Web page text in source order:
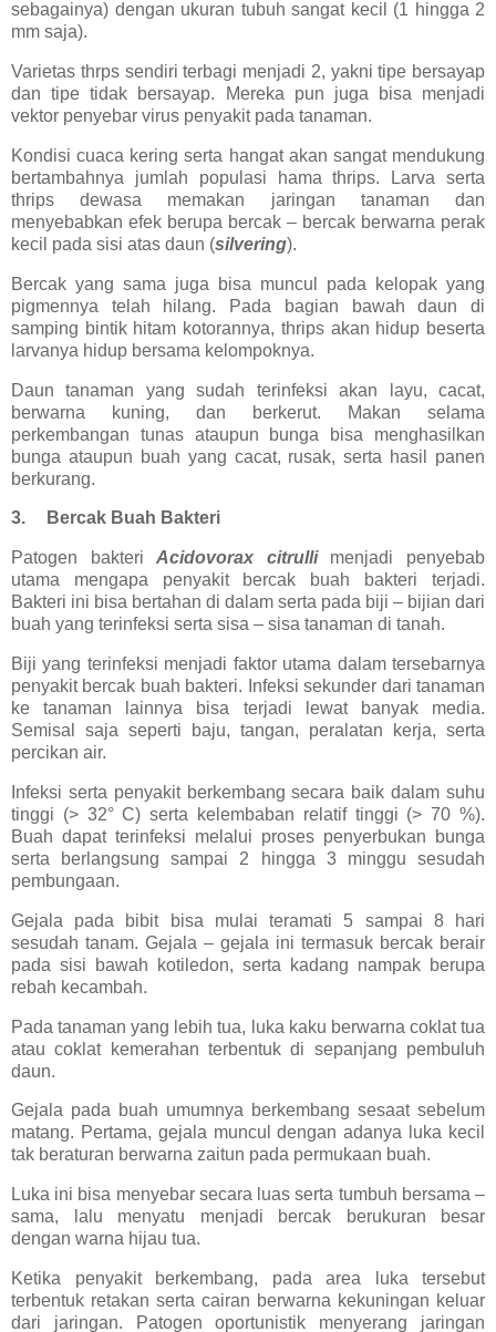
sebagainya) dengan ukuran tubuh sangat kecil (1 hingga 2
mm saja).
Varietas thrps sendiri terbagi menjadi 2, yakni tipe bersayap
dan tipe tidak bersayap. Mereka pun juga bisa menjadi
vektor penyebar virus penyakit pada tanaman.
Kondisi cuaca kering serta hangat akan sangat mendukung
bertambahnya jumlah populasi hama thrips. Larva serta
thrips dewasa memakan jaringan tanaman dan
menyebabkan efek berupa bercak – bercak berwarna perak
kecil pada sisi atas daun (silvering).
Bercak yang sama juga bisa muncul pada kelopak yang
pigmennya telah hilang. Pada bagian bawah daun di
samping bintik hitam kotorannya, thrips akan hidup beserta
larvanya hidup bersama kelompoknya.
Daun tanaman yang sudah terinfeksi akan layu, cacat,
berwarna kuning, dan berkerut. Makan selama
perkembangan tunas ataupun bunga bisa menghasilkan
bunga ataupun buah yang cacat, rusak, serta hasil panen
berkurang.
3. Bercak Buah Bakteri
Patogen bakteriAcidovorax citrullimenjadi penyebab
utama mengapa penyakit bercak buah bakteri terjadi.
Bakteri ini bisa bertahan di dalam serta pada biji – bijian dari
buah yang terinfeksi serta sisa – sisa tanaman di tanah.
Biji yang terinfeksi menjadi faktor utama dalam tersebarnya
penyakit bercak buah bakteri. Infeksi sekunder dari tanaman
ke tanaman lainnya bisa terjadi lewat banyak media.
Semisal saja seperti baju, tangan, peralatan kerja, serta
percikan air.
Infeksi serta penyakit berkembang secara baik dalam suhu
tinggi (> 32° C) serta kelembaban relatif tinggi (> 70 %).
Buah dapat terinfeksi melalui proses penyerbukan bunga
serta berlangsung sampai 2 hingga 3 minggu sesudah
pembungaan.
Gejala pada bibit bisa mulai teramati 5 sampai 8 hari
sesudah tanam. Gejala – gejala ini termasuk bercak berair
pada sisi bawah kotiledon, serta kadang nampak berupa
rebah kecambah.
Pada tanaman yang lebih tua, luka kaku berwarna coklat tua
atau coklat kemerahan terbentuk di sepanjang pembuluh
daun.
Gejala pada buah umumnya berkembang sesaat sebelum
matang. Pertama, gejala muncul dengan adanya luka kecil
tak beraturan berwarna zaitun pada permukaan buah.
Luka ini bisa menyebar secara luas serta tumbuh bersama –
sama, lalu menyatu menjadi bercak berukuran besar
dengan warna hijau tua.
Ketika penyakit berkembang, pada area luka tersebut
terbentuk retakan serta cairan berwarna kekuningan keluar
dari jaringan. Patogen oportunistik menyerang jaringan